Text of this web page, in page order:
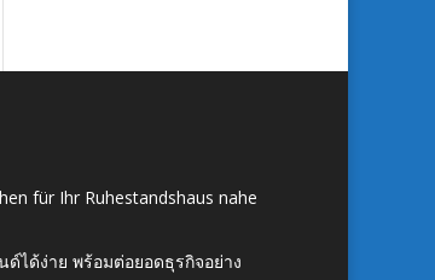
für Ihr Ruhestandshaus nahe
ได้ง่าย พร้อมต่อยอดธุรกิจอย่าง